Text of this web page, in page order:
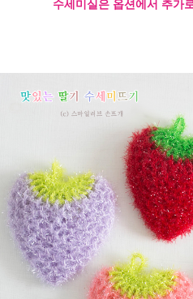
수세미실은 옵션에서 추가